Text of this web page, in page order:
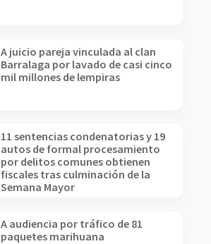
A juicio pareja vinculada al clan
Barralaga por lavado de casi cinco
mil millones de lempiras
11 sentencias condenatorias y 19
autos de formal procesamiento
por delitos comunes obtienen
fiscales tras culminación de la
Semana Mayor
A audiencia por tráfico de 81
paquetes marihuana